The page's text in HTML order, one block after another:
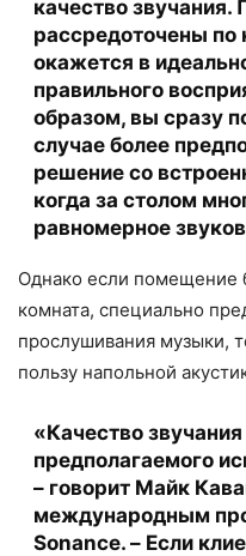
качество звучания.
рассредоточены по
окажется в
правильного
образом, вы сразу
случае более
решение со
когда за столом
равномерное
Однако если помещение
комната, специально
прослушивания музыки,
пользу напольной
«Качество звучания
предполагаемого
– говорит Майк
международным
Sonance. – Если